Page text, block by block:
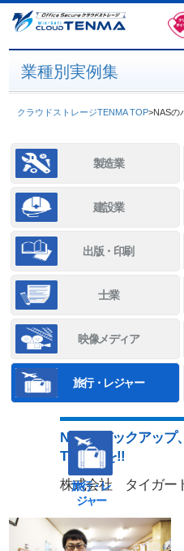
業種別実例集
クラウドストレージTENMA TOP>NASの
製造業
建設業
出版・印刷
士業
映像メディア
旅行・レジャー
旅行・レ
ジャー
NASのバックアップ
TENMAを!!
株式会社 タイガー